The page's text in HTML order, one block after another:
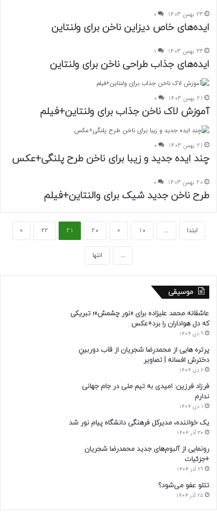
23 بهمن 1403 0
ایده‌های خاص دیزاین ناخن برای ولنتاین
23 بهمن 1403 1
ایده‌های جذاب طراحی ناخن برای ولنتاین
21 بهمن 1403 0
آموزش لاک ناخن جذاب برای ولنتاین+فیلم
21 بهمن 1403 0
چند ایده جدید و زیبا برای ناخن طرح پلنگی+عکس
20 بهمن 1403 0
طرح ناخن جدید شیک برای والنتاین+فیلم
ابتدا ...
10
«
20
21
22
»
... انتها
موسیقی
عاشقانه محمد علیزاده برای «نور چشمش»؛ تبریکی
که دل هواداران را برد+عکس
9 دی 1404
پرتره هایی از محمدرضا شجریان از قاب دوربینِ
دخترش افسانه | تصاویر
2 دی 1404
فرزاد فرزین: امیدی به تیم ملی در جام جهانی
ندارم
1 دی 1404
یک خواننده، مدیرکل فرهنگی دانشگاه پیام نور شد
30 آذر 1404
رونمایی از آلبوم‌های جدید محمدرضا شجریان
+جزئیات
29 آذر 1404
تتلو عفو می‌شود؟
25 آذر 1404